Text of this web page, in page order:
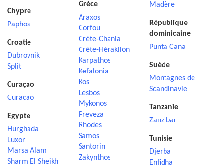
Chypre
Paphos
Croatie
Dubrovnik
Split
Curaçao
Curacao
Egypte
Hurghada
Luxor
Marsa Alam
Sharm El Sheikh
Grèce
Araxos
Corfou
Crète-Chania
Crète-Héraklion
Karpathos
Kefalonia
Kos
Lesbos
Mykonos
Preveza
Rhodes
Samos
Santorin
Zakynthos
Madère
République
dominicaine
Punta Cana
Suède
Montagnes de
Scandinavie
Tanzanie
Zanzibar
Tunisie
Djerba
Enfidha